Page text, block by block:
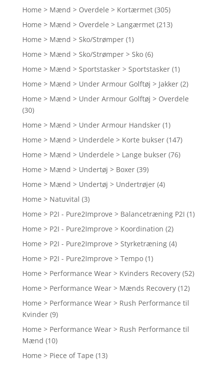
Home > Mænd > Overdele > Kortærmet (305)
Home > Mænd > Overdele > Langærmet (213)
Home > Mænd > Sko/Strømper (1)
Home > Mænd > Sko/Strømper > Sko (6)
Home > Mænd > Sportstasker > Sportstasker (1)
Home > Mænd > Under Armour Golftøj > Jakker (2)
Home > Mænd > Under Armour Golftøj > Overdele
(30)
Home > Mænd > Under Armour Handsker (1)
Home > Mænd > Underdele > Korte bukser (147)
Home > Mænd > Underdele > Lange bukser (76)
Home > Mænd > Undertøj > Boxer (39)
Home > Mænd > Undertøj > Undertrøjer (4)
Home > Natuvital (3)
Home > P2I - Pure2Improve > Balancetræning P2I (1)
Home > P2I - Pure2Improve > Koordination (2)
Home > P2I - Pure2Improve > Styrketræning (4)
Home > P2I - Pure2Improve > Tempo (1)
Home > Performance Wear > Kvinders Recovery (52)
Home > Performance Wear > Mænds Recovery (12)
Home > Performance Wear > Rush Performance til
Kvinder (9)
Home > Performance Wear > Rush Performance til
Mænd (10)
Home > Piece of Tape (13)